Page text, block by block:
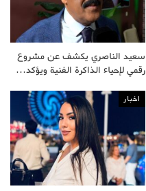
سعيد الناصري يكشف عن مشروع
رقمي لإحياء الذاكرة الفنية ويؤكد…
اخبار